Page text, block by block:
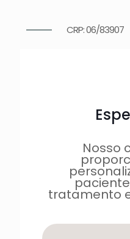
CRP: 06/83907
Nosso
tratamento